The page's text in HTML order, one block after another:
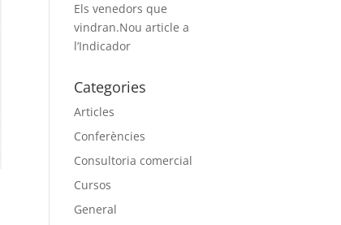
Els venedors que
vindran.Nou article a
l’Indicador
Categories
Articles
Conferències
Consultoria comercial
Cursos
General